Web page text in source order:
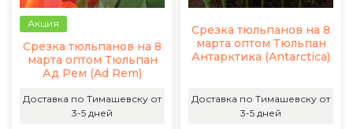
Акция
Срезка тюльпанов на 8
марта оптом Тюльпан
Ад Рем (Ad Rem)
Доставка по Тимашевску от
3-5 дней
Срезка тюльпанов на 8
марта оптом Тюльпан
Антарктика (Antarctica)
Доставка по Тимашевску от
3-5 дней